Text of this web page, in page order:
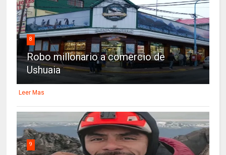
8
Robo millonario a comercio de
Ushuaia
Leer Mas
9